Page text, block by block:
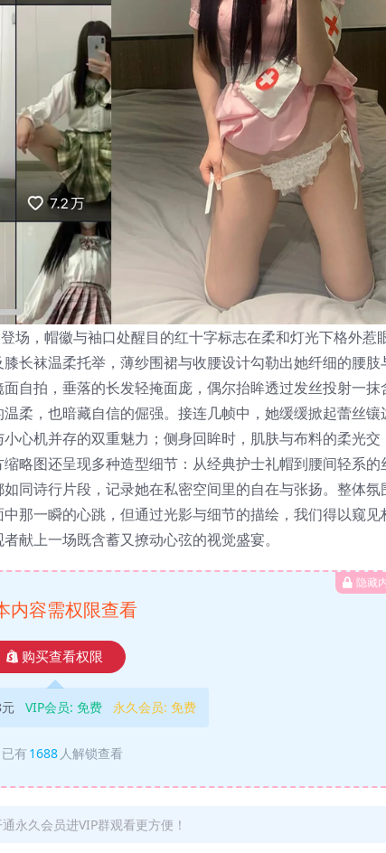
场，帽徽与袖口处醒目的红十字标志在柔和灯光下格外惹
长袜温柔托举，薄纱围裙与收腰设计勾勒出她纤细的腰肢
自拍，垂落的长发轻掩面庞，偶尔抬眸透过发丝投射一抹
柔，也暗藏自信的倔强。接连几帧中，她缓缓掀起蕾丝镶
心机并存的双重魅力；侧身回眸时，肌肤与布料的柔光交
略图还呈现多种造型细节：从经典护士礼帽到腰间轻系的
同诗行片段，记录她在私密空间里的自在与张扬。整体氛
那一瞬的心跳，但通过光影与细节的描绘，我们得以窥见
献上一场既含蓄又撩动心弦的视觉盛宴。
隐藏
内容需权限查看
购买查看权限
VIP会员: 免费 永久会员: 免费
已有 1688 人解锁查看
永久会员进VIP群观看更方便！